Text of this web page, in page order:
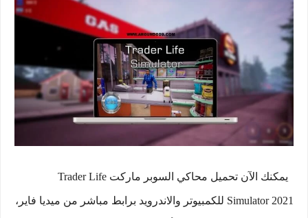
يمكنك الآن تحميل محاكي السوبر ماركت Trader Life
Simulator 2021 للكمبيوتر والاندرويد برابط مباشر من ميديا فاير،